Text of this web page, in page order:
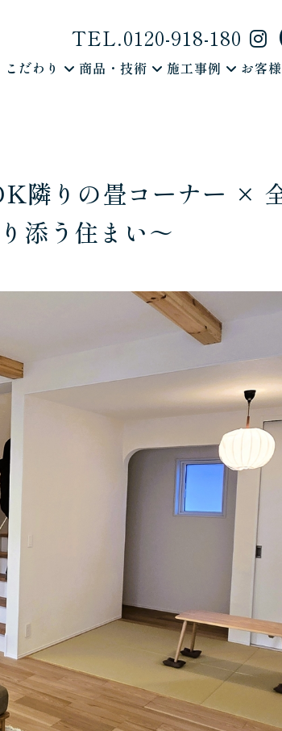
TEL.0120-918-180
こだわり 商品・技術 施工事例 お客
隣りの畳コーナー × 全
添う住まい～